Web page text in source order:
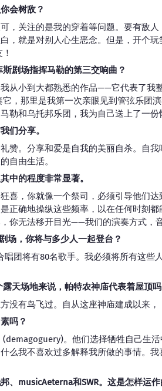
会树敌？
，关注的是我的穿着等问题。要有敌人
，就是对别人心生恶念。但是，开个
剧场指挥马勒的第三交响曲？
从小到大都熟悉的作品——它代表了我
它，那里是我第一次亲眼见到管弦乐团
勒和乌托邦乐团，我为自己送上了一份
们分享。
赞。分享和爱是自我的美丽自杀。自
自由生活。
中的程度非常显著。
喜，你就像一个祭司，必须引导他们
正确地操纵这些频率，以在任何时刻
你无法移开目光——我们的演奏方式，
场，你将与多少人一起登台？
唱团将有80名歌手。我必须将所有这些
天场地来说，帕特农神庙代表着屋顶吗
没有鸟飞过。自从这座神庙建成以来，
吗？
。他们选择牺牲自己生
么我不喜欢过多解释我所做的事情。
、musicAeterna和SWR。这是怎样运